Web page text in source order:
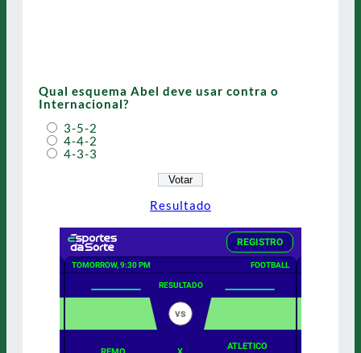
Qual esquema Abel deve usar contra o
Internacional?
3-5-2
4-4-2
4-3-3
Resultado